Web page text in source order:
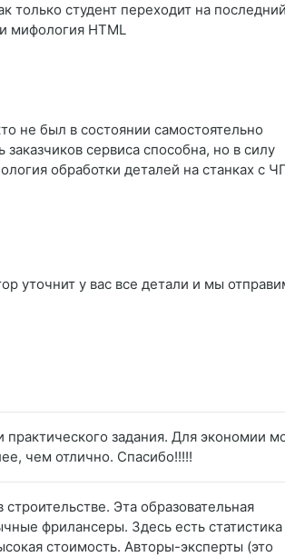
студент переходит на
мифология HTML
не был в состоянии самостоятельно
сервиса способна, но в силу
обработки деталей на станках с
уточнит у вас все детали и мы
задания. Для экономии
чем отлично. Спасибо!!!!!
Эта образовательная
фрилансеры. Здесь есть статистика
стоимость. Авторы-эксперты (это